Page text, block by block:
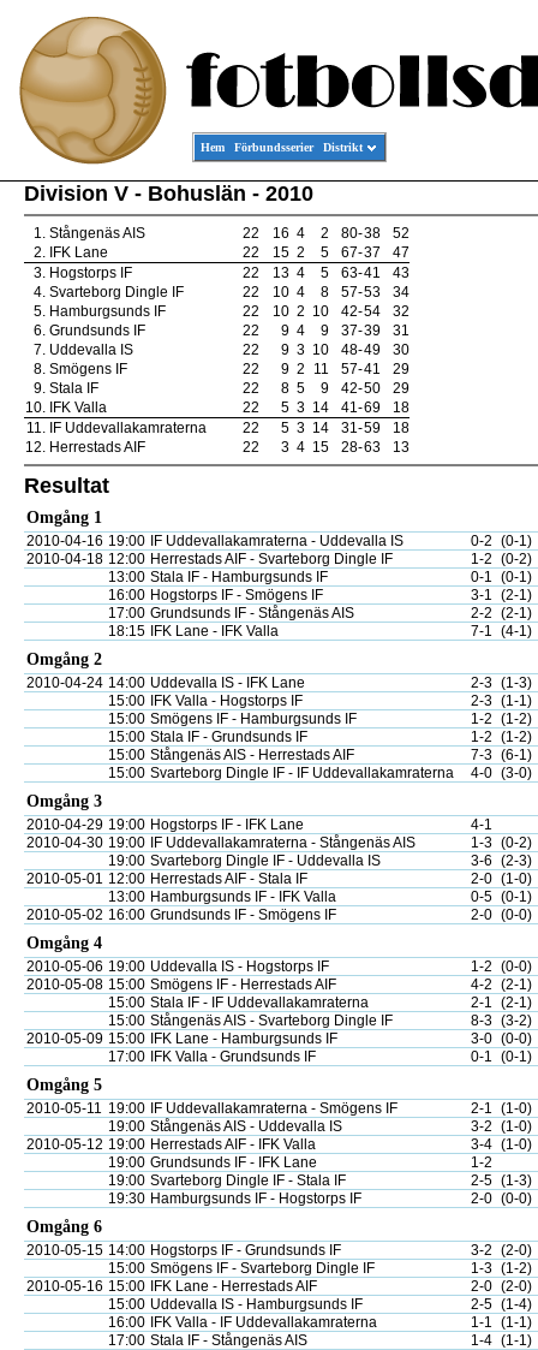
Hem Förbundsserier Distrikt
Division V - Bohuslän - 2010
1. Stångenäs AIS 22 16 4 2 80-38
52
2. IFK Lane 22 15 2 5 67-37
47
3. Hogstorps IF 22 13 4 5 63-41
43
4. Svarteborg Dingle IF 22 10 4 8 57-53
34
5. Hamburgsunds IF 22 10 2 10 42-54
32
6. Grundsunds IF 22 9 4 9 37-39
31
7. Uddevalla IS 22 9 3 10 48-49
30
8. Smögens IF 22 9 2 11 57-41
29
9. Stala IF 22 8 5 9 42-50
29
10. IFK Valla 22 5 3 14 41-69
18
11. IF Uddevallakamraterna 22 5 3 14 31-59
18
12. Herrestads AIF 22 3 4 15 28-63 13
Resultat
Omgång 1
2010-04-16 19:00 IF Uddevallakamraterna - Uddevalla IS 0-2 (0-1)
2010-04-18 12:00 Herrestads AIF - Svarteborg Dingle IF 1-2 (0-2)
13:00 Stala IF - Hamburgsunds IF 0-1 (0-1)
16:00 Hogstorps IF - Smögens IF 3-1 (2-1)
17:00 Grundsunds IF - Stångenäs AIS 2-2 (2-1)
18:15
IFK Lane - IFK Valla 7-1 (4-1)
Omgång 2
2010-04-24 14:00 Uddevalla IS - IFK Lane 2-3 (1-3)
15:00
IFK Valla - Hogstorps IF 2-3 (1-1)
15:00 Smögens IF - Hamburgsunds IF 1-2 (1-2)
15:00 Stala IF - Grundsunds IF 1-2 (1-2)
15:00 Stångenäs AIS - Herrestads AIF 7-3 (6-1)
15:00 Svarteborg Dingle IF - IF Uddevallakamraterna 4-0 (3-0)
Omgång 3
2010-04-29 19:00 Hogstorps IF - IFK Lane
4-1
2010-04-30 19:00 IF Uddevallakamraterna - Stångenäs AIS 1-3 (0-2)
19:00 Svarteborg Dingle IF - Uddevalla IS 3-6 (2-3)
2010-05-01 12:00 Herrestads AIF - Stala IF 2-0 (1-0)
13:00 Hamburgsunds IF - IFK Valla 0-5 (0-1)
2010-05-02 16:00 Grundsunds IF - Smögens IF 2-0 (0-0)
Omgång 4
2010-05-06 19:00 Uddevalla IS - Hogstorps IF 1-2 (0-0)
2010-05-08 15:00 Smögens IF - Herrestads AIF 4-2 (2-1)
15:00 Stala IF - IF Uddevallakamraterna 2-1 (2-1)
15:00 Stångenäs AIS - Svarteborg Dingle IF 8-3 (3-2)
2010-05-09 15:00 IFK Lane - Hamburgsunds IF 3-0 (0-0)
17:00
IFK Valla - Grundsunds IF 0-1 (0-1)
Omgång 5
2010-05-11 19:00 IF Uddevallakamraterna - Smögens IF 2-1 (1-0)
19:00 Stångenäs AIS - Uddevalla IS 3-2 (1-0)
2010-05-12 19:00 Herrestads AIF - IFK Valla 3-4 (1-0)
19:00 Grundsunds IF - IFK Lane
1-2
19:00 Svarteborg Dingle IF - Stala IF 2-5 (1-3)
19:30 Hamburgsunds IF - Hogstorps IF 2-0 (0-0)
Omgång 6
2010-05-15 14:00 Hogstorps IF - Grundsunds IF 3-2 (2-0)
15:00 Smögens IF - Svarteborg Dingle IF 1-3 (1-2)
2010-05-16 15:00 IFK Lane - Herrestads AIF 2-0 (2-0)
15:00 Uddevalla IS - Hamburgsunds IF 2-5 (1-4)
16:00
IFK Valla - IF Uddevallakamraterna 1-1 (1-1)
17:00 Stala IF - Stångenäs AIS 1-4 (1-1)